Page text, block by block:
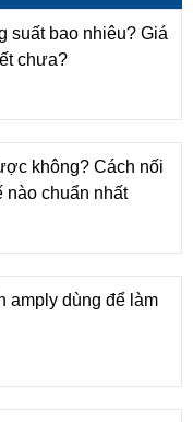
suất bao nhiêu? Giá
chưa?
không? Cách nối
nào chuẩn nhất
amply dùng để làm